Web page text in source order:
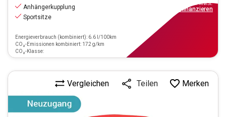
Anhängerkupplung
Sportsitze
Energieverbrauch (kombiniert): 6.6 l/100km
CO₂-Emissionen kombiniert: 172 g/km
CO₂-Klasse:
inkl.MwSt.
finanzieren
Vergleichen Teilen Merken